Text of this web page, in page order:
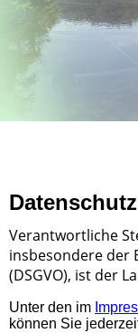
Verantwortliche
insbesondere der
(DSGVO), ist der
Unter den im
können Sie